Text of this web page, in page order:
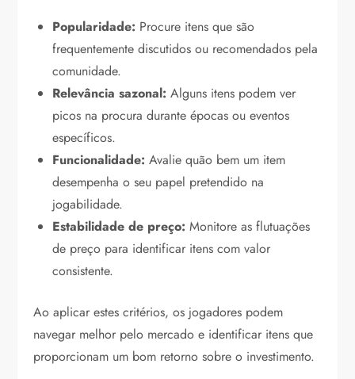
Popularidade: Procure itens que são
frequentemente discutidos ou recomendados pela
comunidade.
Relevância sazonal: Alguns itens podem ver
picos na procura durante épocas ou eventos
específicos.
Funcionalidade: Avalie quão bem um item
desempenha o seu papel pretendido na
jogabilidade.
Estabilidade de preço: Monitore as flutuações
de preço para identificar itens com valor
consistente.
Ao aplicar estes critérios, os jogadores podem
navegar melhor pelo mercado e identificar itens que
proporcionam um bom retorno sobre o investimento.